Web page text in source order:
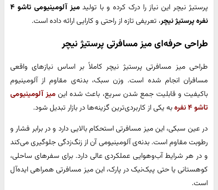
پرستیژ نیچر این نیاز را درک کرده و با تولید
میز آلومینیومی تاشو ۴
نفره پرستیژ نیچر، تعریفی تازه از راحتی و کارایی ارائه داده است.
طراحی حرفه‌ای میز مسافرتی پرستیژ نیچر
طراحی میز مسافرتی پرستیژ نیچر کاملاً بر اساس نیازهای واقعی
مسافران انجام شده است. وزن سبک، بدنه‌ی مقاوم از آلومینیوم
باکیفیت و قابلیت جمع شدن سریع، باعث شده این میز آلومینیومی
تاشو ۴ نفره
به یکی از کاربردی‌ترین گزینه‌ها در بازار تبدیل شود.
در عین سبکی، این میز مسافرتی استحکام بالایی دارد و در برابر فشار و
رطوبت مقاوم است. بدنه‌ی آلومینیومی آن از زنگ‌زدگی جلوگیری می‌کند
و در هر شرایط آب‌و‌هوایی عملکردی عالی دارد. برای سفرهای ساحلی،
کوهستانی یا حتی پیک‌نیک در پارک، این میز مسافرتی همراهی ایده‌آل
است.